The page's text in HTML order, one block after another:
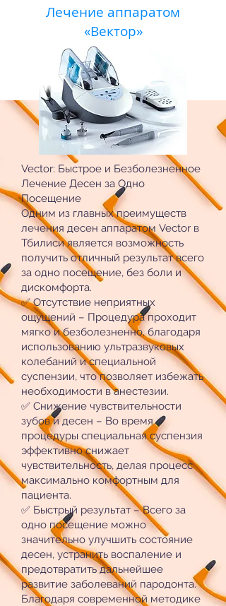
Лечение аппаратом
«Вектор»
Vector: Быстрое и Безболезненное
Лечение Десен за Одно
Посещение
Одним из главных преимуществ
лечения десен аппаратом Vector в
Тбилиси является возможность
получить отличный результат всего
за одно посещение, без боли и
дискомфорта.
✅ Отсутствие неприятных
ощущений – Процедура проходит
мягко и безболезненно, благодаря
использованию ультразвуковых
колебаний и специальной
суспензии, что позволяет избежать
необходимости в анестезии.
✅ Снижение чувствительности
зубов и десен – Во время
процедуры специальная суспензия
эффективно снижает
чувствительность, делая процесс
максимально комфортным для
пациента.
✅ Быстрый результат – Всего за
одно посещение можно
значительно улучшить состояние
десен, устранить воспаление и
предотвратить дальнейшее
развитие заболеваний пародонта.
Благодаря современной методике